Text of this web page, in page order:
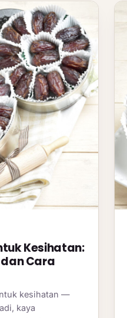
Kesihatan:
Cara
kesihatan —
kaya